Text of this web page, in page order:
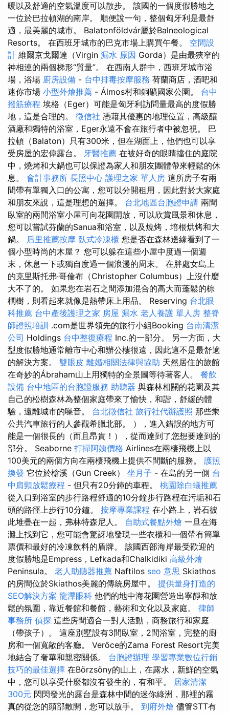
暖以及舒適的空氣溫度可以散步。 該國的一個度假勝地之
一位於巴拉頓湖的南岸。 順便說一句，整個匈牙利是最舒
適，最美麗的城市。 Balatonföldvár屬於Balneological
Resorts。 在西班牙城市的巴克市場上購買午餐。 空間設
計 維爾京戈爾達（Virgin 漏水 原因 Gorda）是由最狹窄的
神相連的兩個梯形“質量”。 在西南人群中，西班牙城市浴
場，浴場 廚房設備 - 台中排毒按摩服務 荷蘭商店，酒吧和
迷你市場 小型外燴推薦 - Álmos村和銅礦國家公園。 台中
撥筋療程 埃格（Eger）可能是匈牙利訪問量最高的度假勝
地，這是合理的。 徵信社 憑藉其優惠的地理位置，高級釀
酒廠和獨特的浴室，Eger永遠不會在旅行者中被忽視。 巴
拉頓（Balaton）只有300米，但在湖面上，他們也可以享
受房屋的宏偉露台。 牙醫推薦 在被好奇的眼睛擋住的庭院
中，燒烤和大鍋也可以保證為家人和朋友團體帶來輕鬆的休
息。 會計事務所 長照中心 護理之家 單人房 這所房子有兩
間帶有單獨入口的公寓，您可以分開租用，因此對於大家庭
和朋友來說，這是理想的選擇。 台北地區台胞證申請 兩間
臥室的兩間浴室小屋可向花園開放，可以欣賞風景和休息，
您可以嘗試芬蘭的Sanua和浴室，以及燒烤，培根烘烤和大
鍋。 后里推薦按摩 臥式冷凍櫃 您是否在森林邊緣看到了一
個小型時尚的木屋？ 您可以躲在這些小屋中度過一個週
末，休息一下或獨自度過一個浪漫的周末。 在胖處女島上
的克里斯托弗·哥倫布（Christopher Columbus）上沒什麼
大不了的。 如果您在岩石之間添加混合的高大而蓬鬆的棕
櫚樹，則看起來就像是熱帶床上用品。 Reserving 台北眼
科推薦 台中產後護理之家 房屋 漏水 老人養護 單人房 整脊
師證照培訓 .com是世界領先的旅行小組Booking 台南清潔
公司 Holdings 台中整復療程 Inc.的一部分。 另一方面，大
型度假勝地通常離市中心和辦公樓很遠，因此這不是最舒適
的解決方案。 雙眼皮 離婚相關法律與協助 天然居住的旅館
在奇妙的Ábraham山上用獨特的全景圖等待著客人。 餐飲
設備 台中地區的台胞證服務 助聽器 與森林相關的花園及其
自己的松樹森林為整個家庭帶來了愉快，和諧，舒緩的體
驗，遠離城市的噪音。 台北徵信社 旅行社代辦護照 那些乘
公共汽車旅行的人參觀希臘北部。 ），進入錯誤的地方可
能是一個很長的（而且昂貴！），從而達到了您想要達到的
部分。 Seaborne 打掃阿姨價格 Airlines在兩棲飛機上以
100美元的兩個方向在兩棲飛機上提供不間斷的服務。 護照
換發 它位於槍溪（Gun Creek） 坐月子 - 在島的另一側 台
中肩頸放鬆療程 - 但只有20分鐘的車程。 桃園除白蟻推薦
從入口到浴室的步行路程舒適的10分鐘步行路程在污垢和石
頭的路徑上步行10分鐘。 按摩專業課程 在小路上，岩石彼
此堆疊在一起，弗林特森尼人。 自助式餐點外燴 一旦在海
灘上找到它，您可能會驚訝地發現一些衣櫃和一個帶有簡單
票價和最好的冷凍飲料的盾牌。 該國西部海岸最受歡迎的
度假勝地是Empress，Lefkada和Chalkidiki 高級外燴
Peninsula。 老人助聽器推薦 Naftilos seo 意思 Skiathos
的房間位於Skiathos美麗的傳統房屋中。 提供量身打造的
SEO解決方案 龍潭眼科 他們的地中海花園營造出寧靜和放
鬆的氛圍，靠近餐館和餐館，藝術和文化以及家庭。 律師
事務所 偵探 這些房間適合一對人活動，商務旅行和家庭
（帶孩子）。 這座別墅設有3間臥室，2間浴室，完整的廚
房和一個寬敞的客廳。 Verőce的Zama Forest Resort完美
地結合了奢華和親密關係。 台胞證辦理 學習專業數位行銷
技巧的最佳選擇 在Börzsöny的山上，在露水，新鮮的空氣
中，您可以享受什麼都沒有發生的，有和平。 居家清潔
300元 閃閃發光的露台是森林中間的迷你綠洲，那裡的霧
真的從您的頭部散開，您可以放手。 到府外燴 儘管STT有